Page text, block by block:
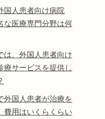
国人患者向け病院
な医療専門分野は何
は、外国人患者向け
療サービスを提供し
外国人患者が治療を
費用はいくらくらい